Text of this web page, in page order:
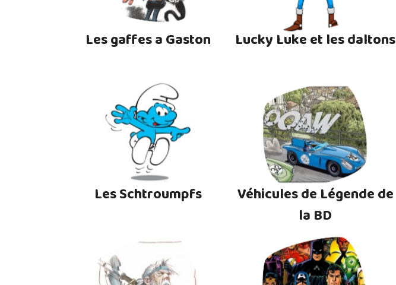
Les gaffes a Gaston Lucky Luke et les daltons
Les Schtroumpfs
Véhicules de Légende de
la BD